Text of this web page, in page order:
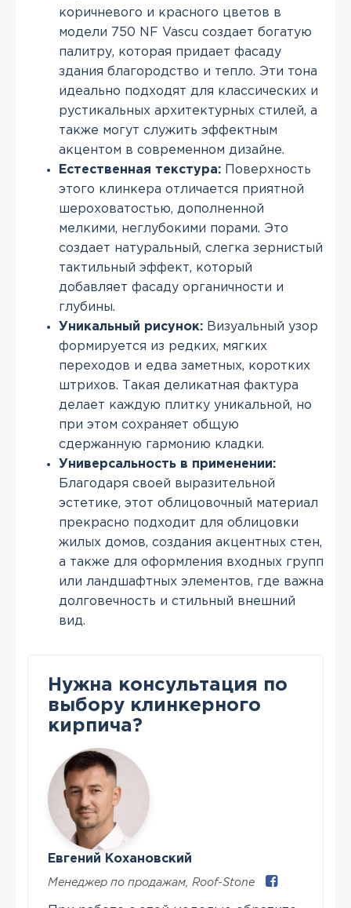
коричневого и красного цветов в
модели 750 NF Vascu создает богатую
палитру, которая придает фасаду
здания благородство и тепло. Эти тона
идеально подходят для классических и
рустикальных архитектурных стилей, а
также могут служить эффектным
акцентом в современном дизайне.
Естественная текстура: Поверхность
этого клинкера отличается приятной
шероховатостью, дополненной
мелкими, неглубокими порами. Это
создает натуральный, слегка зернистый
тактильный эффект, который
добавляет фасаду органичности и
глубины.
Уникальный рисунок: Визуальный узор
формируется из редких, мягких
переходов и едва заметных, коротких
штрихов. Такая деликатная фактура
делает каждую плитку уникальной, но
при этом сохраняет общую
сдержанную гармонию кладки.
Универсальность в применении:
Благодаря своей выразительной
эстетике, этот облицовочный материал
прекрасно подходит для облицовки
жилых домов, создания акцентных стен,
а также для оформления входных групп
или ландшафтных элементов, где важна
долговечность и стильный внешний
вид.
Нужна консультация по
выбору клинкерного
кирпича?
Евгений Кохановский
Менеджер по продажам, Roof-Stone